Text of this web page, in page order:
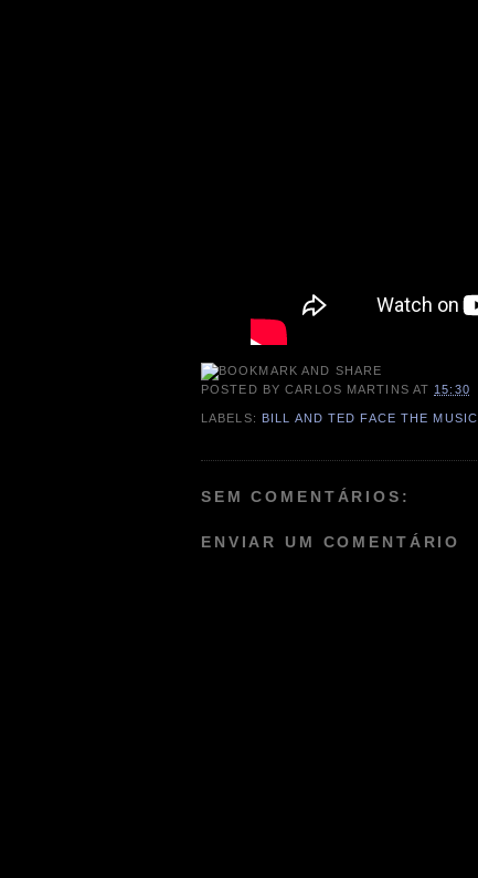
POSTED BYCARLOS MARTINS AT 15:30
LABELS: BILL AND TED FACE THE MUSIC
SEM COMENTÁRIOS:
ENVIAR UM COMENTÁRIO